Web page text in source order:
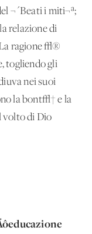
¬´Beati i miti¬ª;
relazione di
ragione √®
togliendo gli
nei suoi
la bont√† e la
volto di Dio